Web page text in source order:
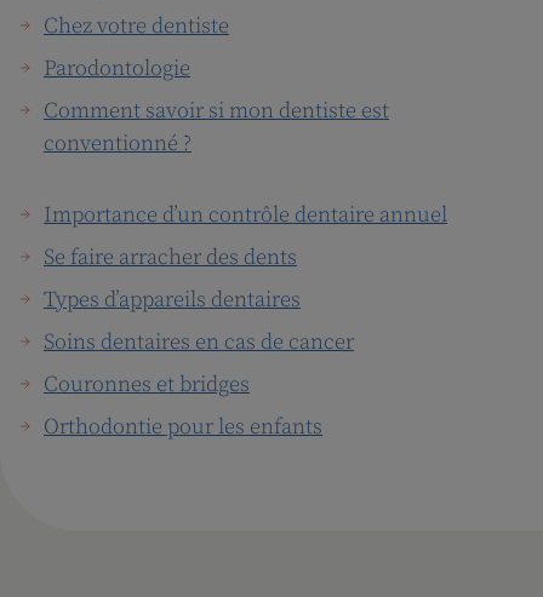
Chez votre dentiste
Parodontologie
Comment savoir si mon dentiste est
conventionné ?
Importance d’un contrôle dentaire annuel
Se faire arracher des dents
Types d’appareils dentaires
Soins dentaires en cas de cancer
Couronnes et bridges
Orthodontie pour les enfants